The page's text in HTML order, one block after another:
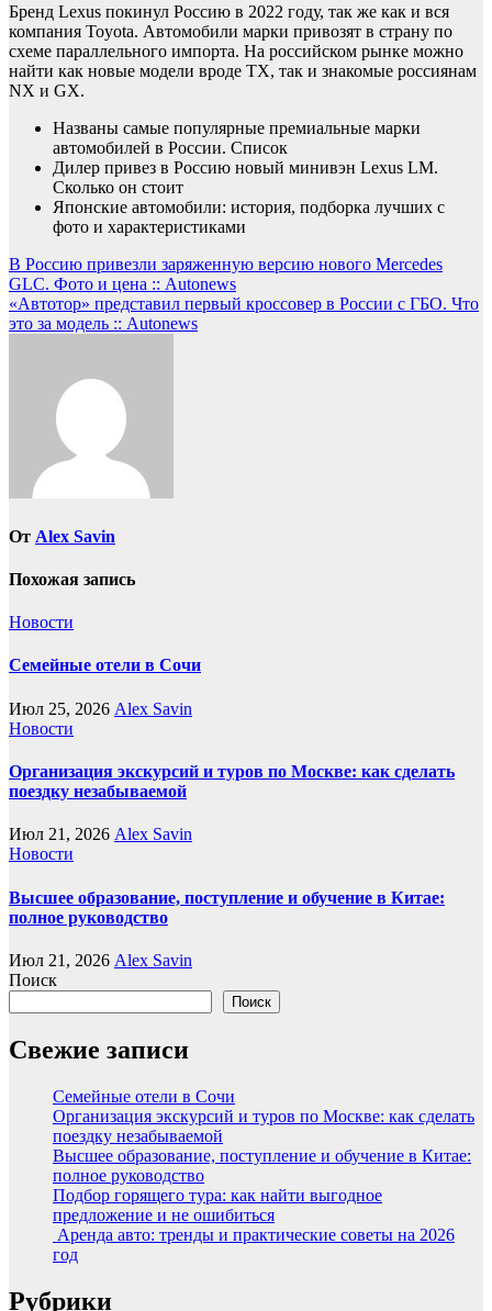
Бренд Lexus покинул Россию в 2022 году, так же как и вся
компания Toyota. Автомобили марки привозят в страну по
схеме параллельного импорта. На российском рынке можно
найти как новые модели вроде TX, так и знакомые россиянам
NX и GX.
Названы самые популярные премиальные марки
автомобилей в России. Список
Дилер привез в Россию новый минивэн Lexus LM.
Сколько он стоит
Японские автомобили: история, подборка лучших с
фото и характеристиками
Навигация
по
записям
В Россию привезли заряженную версию нового Mercedes
GLC. Фото и цена :: Autonews
«Автотор» представил первый кроссовер в России с ГБО. Что
это за модель :: Autonews
От Alex Savin
Похожая запись
Новости
Семейные отели в Сочи
Июл 25, 2026 Alex Savin
Новости
Организация экскурсий и туров по Москве: как сделать
поездку незабываемой
Июл 21, 2026 Alex Savin
Новости
Высшее образование, поступление и обучение в Китае:
полное руководство
Июл 21, 2026 Alex Savin
Поиск
Поиск
Свежие записи
Семейные отели в Сочи
Организация экскурсий и туров по Москве: как сделать
поездку незабываемой
Высшее образование, поступление и обучение в Китае:
полное руководство
Подбор горящего тура: как найти выгодное
предложение и не ошибиться
Аренда авто: тренды и практические советы на 2026
год
Рубрики